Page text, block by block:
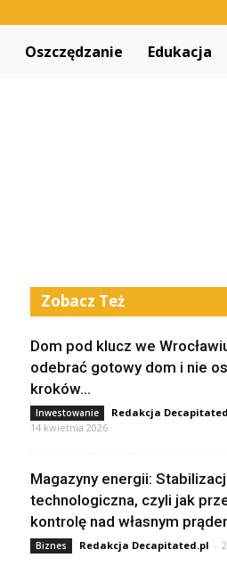
Oszczędzanie Edukacja
Zobacz Też
Dom pod klucz we
odebrać gotowy dom i nie
kroków...
Inwestowanie Redakcja
14 kwietnia 2026
Magazyny energii:
technologiczna, czyli jak
kontrolę nad własnym
Biznes Redakcja Decapitated.pl -